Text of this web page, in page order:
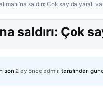
saldırı: Çok sayıda yaralı
saldırı: Çok
son 2 ay önce admin tarafından